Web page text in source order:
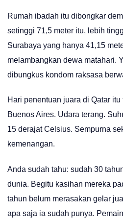
Rumah ibadah itu dibongkar
setinggi 71,5 meter itu, lebih
Surabaya yang hanya 41,15
melambangkan dewa matahari.
dibungkus kondom raksasa
Hari penentuan juara di Qatar
Buenos Aires. Udara terang.
15 derajat Celsius. Sempurna
kemenangan.
Anda sudah tahu: sudah 30
dunia. Begitu kasihan mereka
tahun belum merasakan gelar
apa saja ia sudah punya.